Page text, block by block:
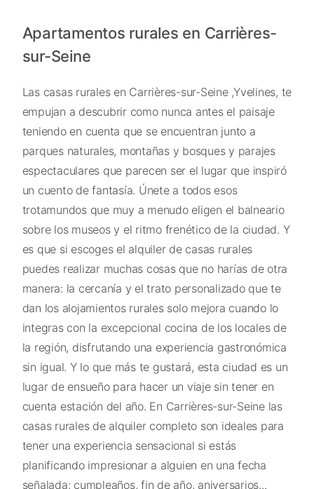
Apartamentos rurales en Carrières-
sur-Seine
Las casas rurales en Carrières-sur-Seine ,Yvelines, te
empujan a descubrir como nunca antes el paisaje
teniendo en cuenta que se encuentran junto a
parques naturales, montañas y bosques y parajes
espectaculares que parecen ser el lugar que inspiró
un cuento de fantasía. Únete a todos esos
trotamundos que muy a menudo eligen el balneario
sobre los museos y el ritmo frenético de la ciudad. Y
es que si escoges el alquiler de casas rurales
puedes realizar muchas cosas que no harías de otra
manera: la cercanía y el trato personalizado que te
dan los alojamientos rurales solo mejora cuando lo
integras con la excepcional cocina de los locales de
la región, disfrutando una experiencia gastronómica
sin igual. Y lo que más te gustará, esta ciudad es un
lugar de ensueño para hacer un viaje sin tener en
cuenta estación del año. En Carrières-sur-Seine las
casas rurales de alquiler completo son ideales para
tener una experiencia sensacional si estás
planificando impresionar a alguien en una fecha
señalada: cumpleaños, fin de año, aniversarios...